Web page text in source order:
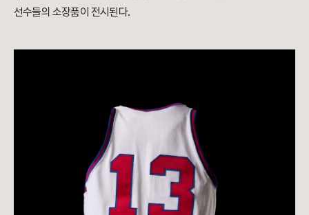
선수들의 소장품이 전시된다.